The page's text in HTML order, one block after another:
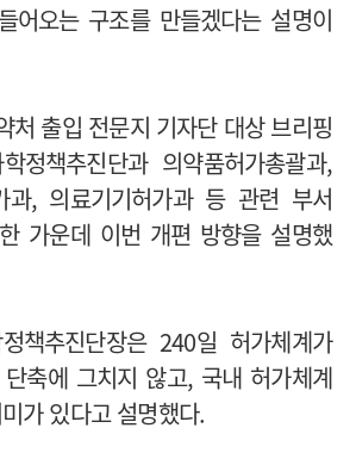
어오는 구조를 만들겠다는 설명이
처 출입 전문지 기자단 대상 브리핑
정책추진단과 의약품허가총괄과,
과, 의료기기허가과 등 관련 부서
가운데 이번 개편 방향을 설명했
책추진단장은 240일 허가체계가
축에 그치지 않고, 국내 허가체계
가 있다고 설명했다.